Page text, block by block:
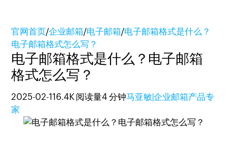
官网首页/企业邮箱/电子邮箱/电子邮箱格式是什么？
电子邮箱格式怎么写？
电子邮箱格式是什么？电子邮箱
格式怎么写？
2025-02-11 6.4K 阅读量4 分钟马亚敏|企业邮箱产品专
家